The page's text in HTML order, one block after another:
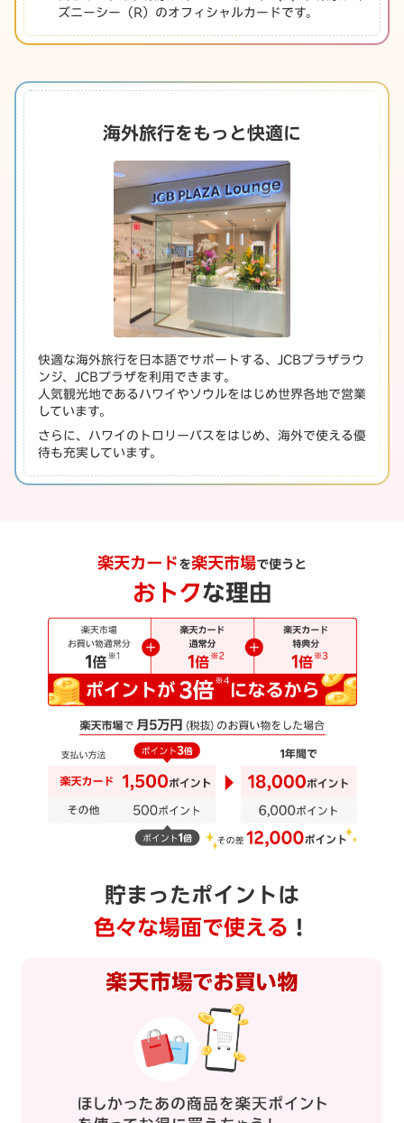
ズニーシー（R）のオフィシャルカードです。
海外旅行をもっと快適に
快適な海外旅行を日本語でサポートする、JCBプラザラウ
ンジ、JCBプラザを利用できます。
人気観光地であるハワイやソウルをはじめ世界各地で営業
しています。
さらに、ハワイのトロリーバスをはじめ、海外で使える優
待も充実しています。
貯まったポイントは
色々な場面で使える ！